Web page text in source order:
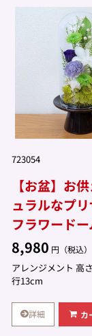
723054
【お盆】お
ュラルなプ
フラワードー
8,980 円（税込）
アレンジメント
行13cm
詳細 カ